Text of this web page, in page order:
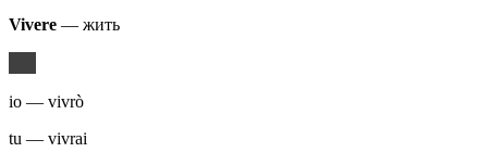
Vivere — жить
io — vivrò
tu — vivrai